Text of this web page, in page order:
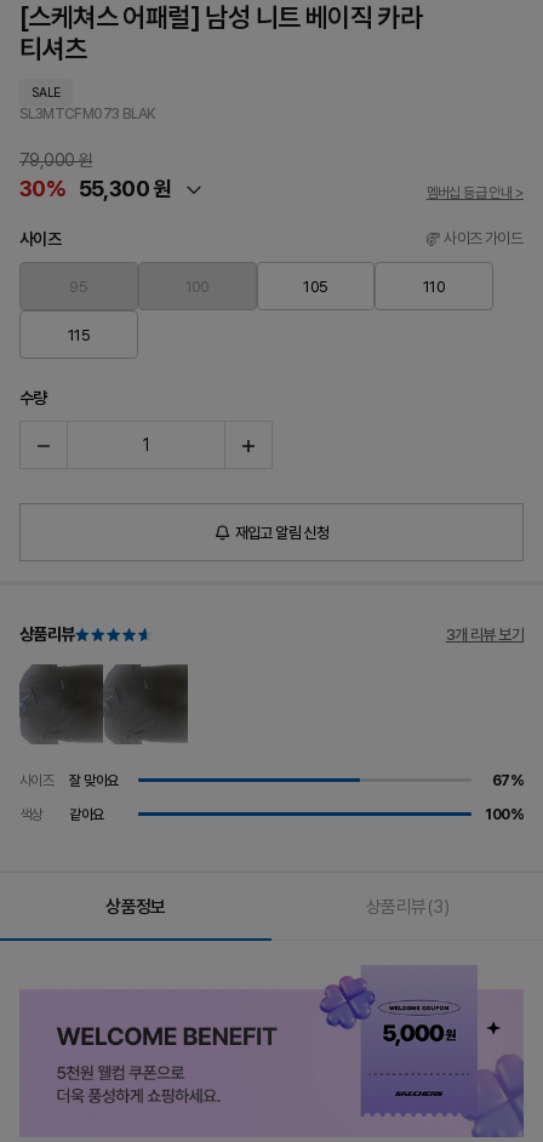
[스케쳐스 어패럴] 남성 니트 베이직 카라
티셔츠
SALE
SL3MTCFM073 BLAK
79,000 원
30% 55,300 원 멤버십 등급 안내 >
사이즈 사이즈 가이드
95 100 105 110
115
수량
재입고 알림 신청
상품리뷰 3개 리뷰 보기
사이즈 잘 맞아요
67%
색상
같아요 100%
상품정보 상품리뷰(3)